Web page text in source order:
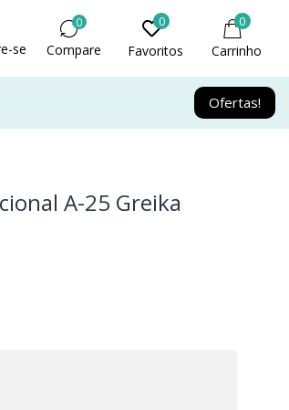
se
0
Compare
0
Favoritos
0
Carrinho
Ofertas!
A-25 Greika